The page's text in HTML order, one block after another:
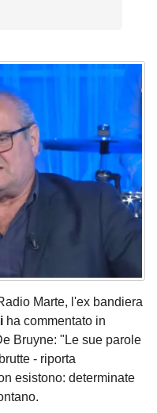
Marte, l'ex bandiera
ha commentato in
Bruyne: "Le sue parole
- riporta
esistono: determinate